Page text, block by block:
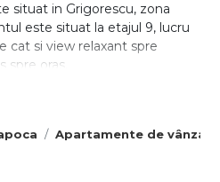
Apartamente de
situat in Grigorescu, zona
este situat la etajul 9, lucru
cat si view relaxant spre
spre oras.
acestia fiind dispusi astfel: